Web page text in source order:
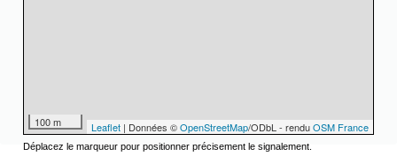
100 m Leaflet | Données ©OpenStreetMap/ODbL - renduOSM France
Déplacez le marqueur pour positionner précisement le signalement.